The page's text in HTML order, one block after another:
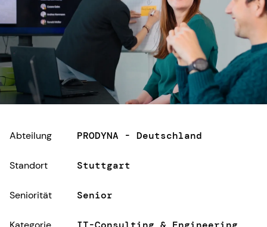
Abteilung PRODYNA - Deutschland
Standort Stuttgart
Seniorität Senior